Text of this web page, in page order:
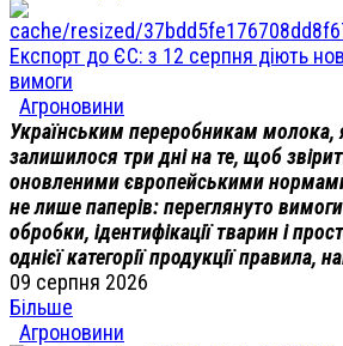
Експорт до ЄС: з 12 серпня діють
вимоги
Агроновини
Українським переробникам молока,
залишилося три дні на те, щоб
оновленими європейськими
не лише паперів: переглянуто
обробки, ідентифікації тварин і
однієї категорії продукції правила,
09 серпня 2026
Більше
Агроновини